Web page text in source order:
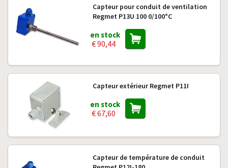
Capteur pour conduit de ventilation
Regmet P13U 100 0/100°C
en stock
€ 90,44
Capteur extérieur Regmet P11I
en stock
€ 67,60
Capteur de température de conduit